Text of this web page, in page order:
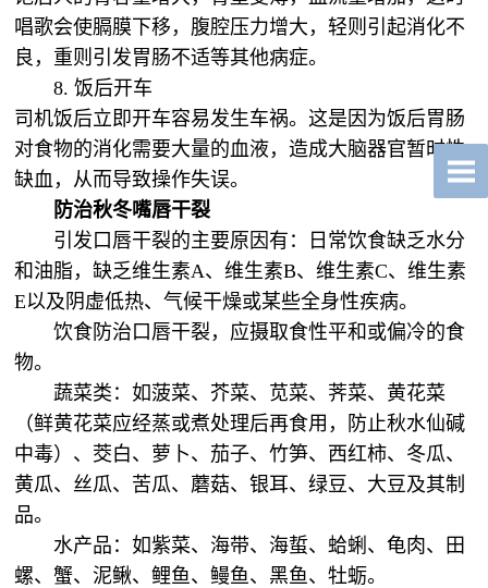
唱歌会使膈膜下移，腹腔压力增大，轻则引起消化不
良，重则引发胃肠不适等其他病症。
8. 饭后开车
司机饭后立即开车容易发生车祸。这是因为饭后胃肠
对食物的消化需要大量的血液，造成大脑器官暂时性
缺血，从而导致操作失误。
防治秋冬嘴唇干裂
引发口唇干裂的主要原因有：日常饮食缺乏水分
和油脂，缺乏维生素A、维生素B、维生素C、维生素
E以及阴虚低热、气候干燥或某些全身性疾病。
饮食防治口唇干裂，应摄取食性平和或偏冷的食
物。
蔬菜类：如菠菜、芥菜、苋菜、荠菜、黄花菜
（鲜黄花菜应经蒸或煮处理后再食用，防止秋水仙碱
中毒）、茭白、萝卜、茄子、竹笋、西红柿、冬瓜、
黄瓜、丝瓜、苦瓜、蘑菇、银耳、绿豆、大豆及其制
品。
水产品：如紫菜、海带、海蜇、蛤蜊、龟肉、田
螺、蟹、泥鳅、鲤鱼、鳗鱼、黑鱼、牡蛎。